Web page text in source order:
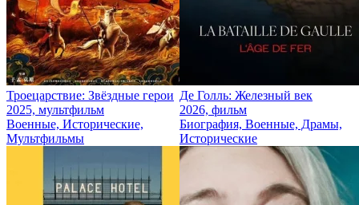
Троецарствие: Звёздные герои
2025, мультфильм
Военные, Исторические,
Мультфильмы
Де Голль: Железный век
2026, фильм
Биография, Военные, Драмы,
Исторические